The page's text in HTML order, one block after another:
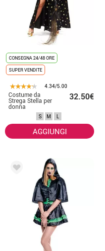
CONSEGNA 24/48 ORE
SUPER VENDITE
4.34/5.00
Costume da
Strega Stella per
donna
32.50€
S M L
AGGIUNGI